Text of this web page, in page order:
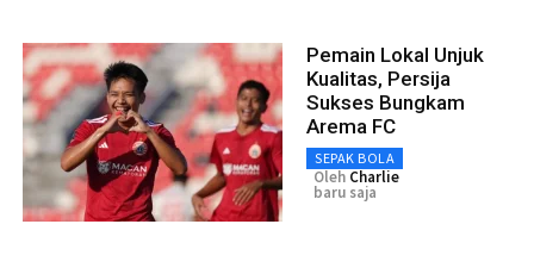
Pemain Lokal Unjuk
Kualitas, Persija
Sukses Bungkam
Arema FC
SEPAK BOLA
Oleh Charlie
baru saja